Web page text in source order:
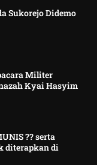
Sukorejo Didemo
Militer
Kyai Hasyim
?? serta
diterapkan di